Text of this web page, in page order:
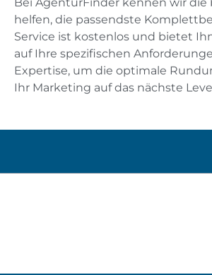
helfen, die passendste
Service ist kostenlos und bietet
auf Ihre spezifischen
Expertise, um die optimale
Ihr Marketing auf das nächste